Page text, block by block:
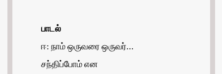
பாடல்
ஈ: நாம் ஒருவரை ஒருவர்...
சந்திப்போம் என